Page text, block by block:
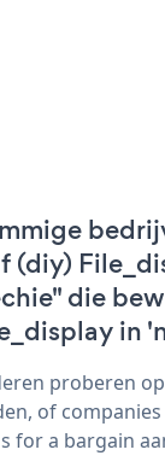
(diy)
die
in
proberen
of
for a bargain